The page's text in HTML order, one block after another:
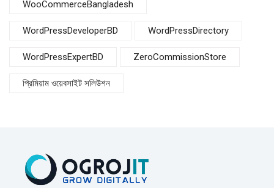
WooCommerceBangladesh
WordPressDeveloperBD WordPressDirectory
WordPressExpertBD ZeroCommissionStore
প্রিমিয়াম ওয়েবসাইট সলিউশন